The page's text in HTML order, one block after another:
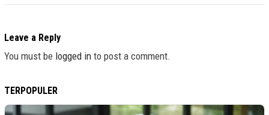
Leave a Reply
You must be logged in to post a comment.
TERPOPULER